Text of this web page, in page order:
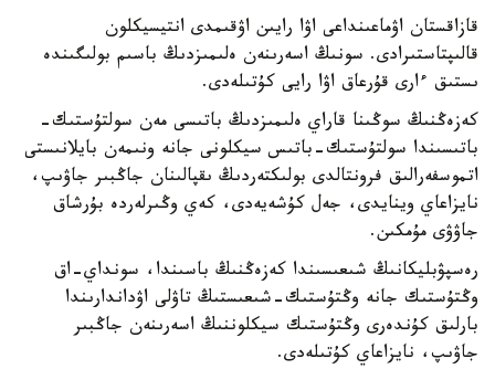
قازاقستان اۋماعىنداعى اۋا رايىن اۋقىمدى انتيسيكلون
قالىپتاستىرادى. سونىڭ اسەرىنەن ەلىمىزدىڭ باسىم بولىگىندە
ىستىق ءارى قۇرعاق اۋا رايى كۇتىلەدى.
كەزەڭنىڭ سوڭىنا قاراي ەلىمىزدىڭ باتىسى مەن سولتۇستىك-
باتىسىندا سولتۇستىك-باتىس سيكلونى جانە ونىمەن بايلانىستى
اتموسفەرالىق فرونتالدى بولىكتەردىڭ ىقپالىنان جاڭبىر جاۋىپ،
نايزاعاي وينايدى، جەل كۇشەيەدى، كەي وڭىرلەردە بۇرشاق
جاۋۋى مۇمكىن.
رەسپۋبليكانىڭ شىعىسىندا كەزەڭنىڭ باسىندا، سونداي-اق
وڭتۇستىك جانە وڭتۇستىك-شىعىستىڭ تاۋلى اۋداندارىندا
بارلىق كۇندەرى وڭتۇستىك سيكلوننىڭ اسەرىنەن جاڭبىر
جاۋىپ، نايزاعاي كۇتىلەدى.